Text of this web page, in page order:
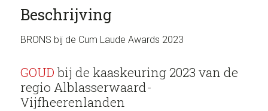
Beschrijving
BRONS bij de Cum Laude Awards 2023
GOUD bij de kaaskeuring 2023 van de
regio Alblasserwaard-
Vijfheerenlanden